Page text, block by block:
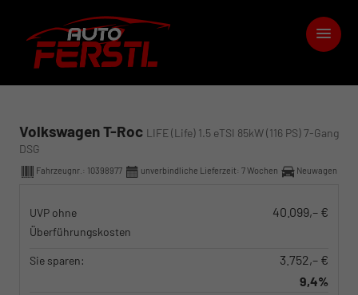
Volkswagen T-Roc LIFE (Life) 1.5 eTSI 85kW (116 PS) 7-Gang
DSG
Fahrzeugnr.: 10398977 unverbindliche Lieferzeit: 7 Wochen Neuwagen
UVP ohne
Überführungskosten
40.099,– €
Sie sparen:
3.752,– €
9,4%